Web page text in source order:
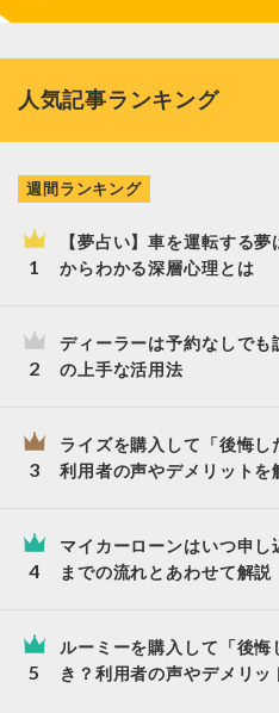
人気記事ランキング
週間ランキング
【夢占い】車を運転する
からわかる深層心理とは
ディーラーは予約なしで
の上手な活用法
ライズを購入して「後悔し
利用者の声やデメリットを
マイカーローンはいつ申
までの流れとあわせて解説
ルーミーを購入して「後悔
き？利用者の声やデメリッ